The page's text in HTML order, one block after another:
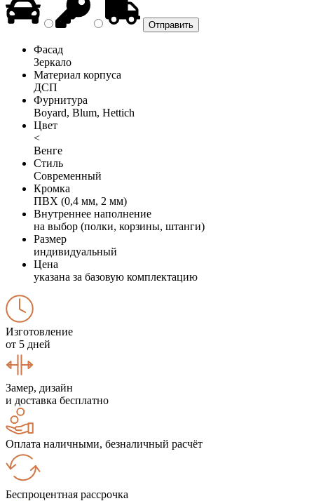
Фасад
Зеркало
Материал корпуса
ДСП
Фурнитура
Boyard, Blum, Hettich
Цвет
<
Венге
Стиль
Современный
Кромка
ПВХ (0,4 мм, 2 мм)
Внутреннее наполнение
на выбор (полки, корзины, штанги)
Размер
индивидуальный
Цена
указана за базовую комплектацию
Изготовление
от 5 дней
Замер, дизайн
и доставка бесплатно
Оплата наличными, безналичный расчёт
Беспроцентная рассрочка